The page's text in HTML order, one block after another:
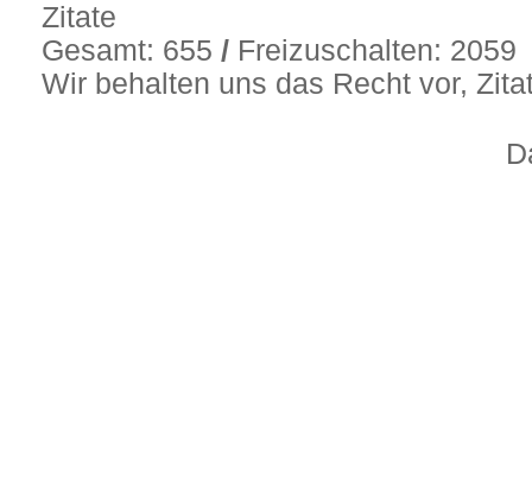
Zitate
Gesamt: 655/ Freizuschalten: 2059
Wir behalten uns das Recht vor,